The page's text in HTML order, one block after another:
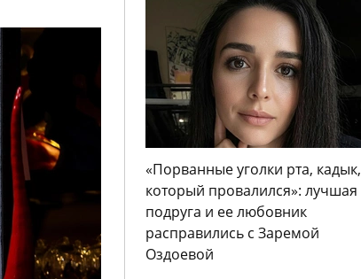
«Порванные уголки рта, кадык,
который провалился»: лучшая
подруга и ее любовник
расправились с Заремой
Оздоевой